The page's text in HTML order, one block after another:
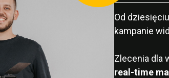
Od
kampanie
Zlecenia dla
real-time